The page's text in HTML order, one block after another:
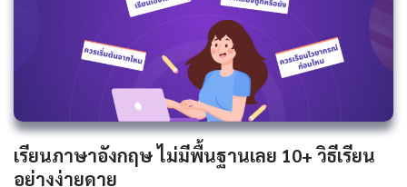
เรียนภาษาอังกฤษ ไม่มีพื้นฐานเลย 10+ วิธีเรียน
อย่างง่ายดาย